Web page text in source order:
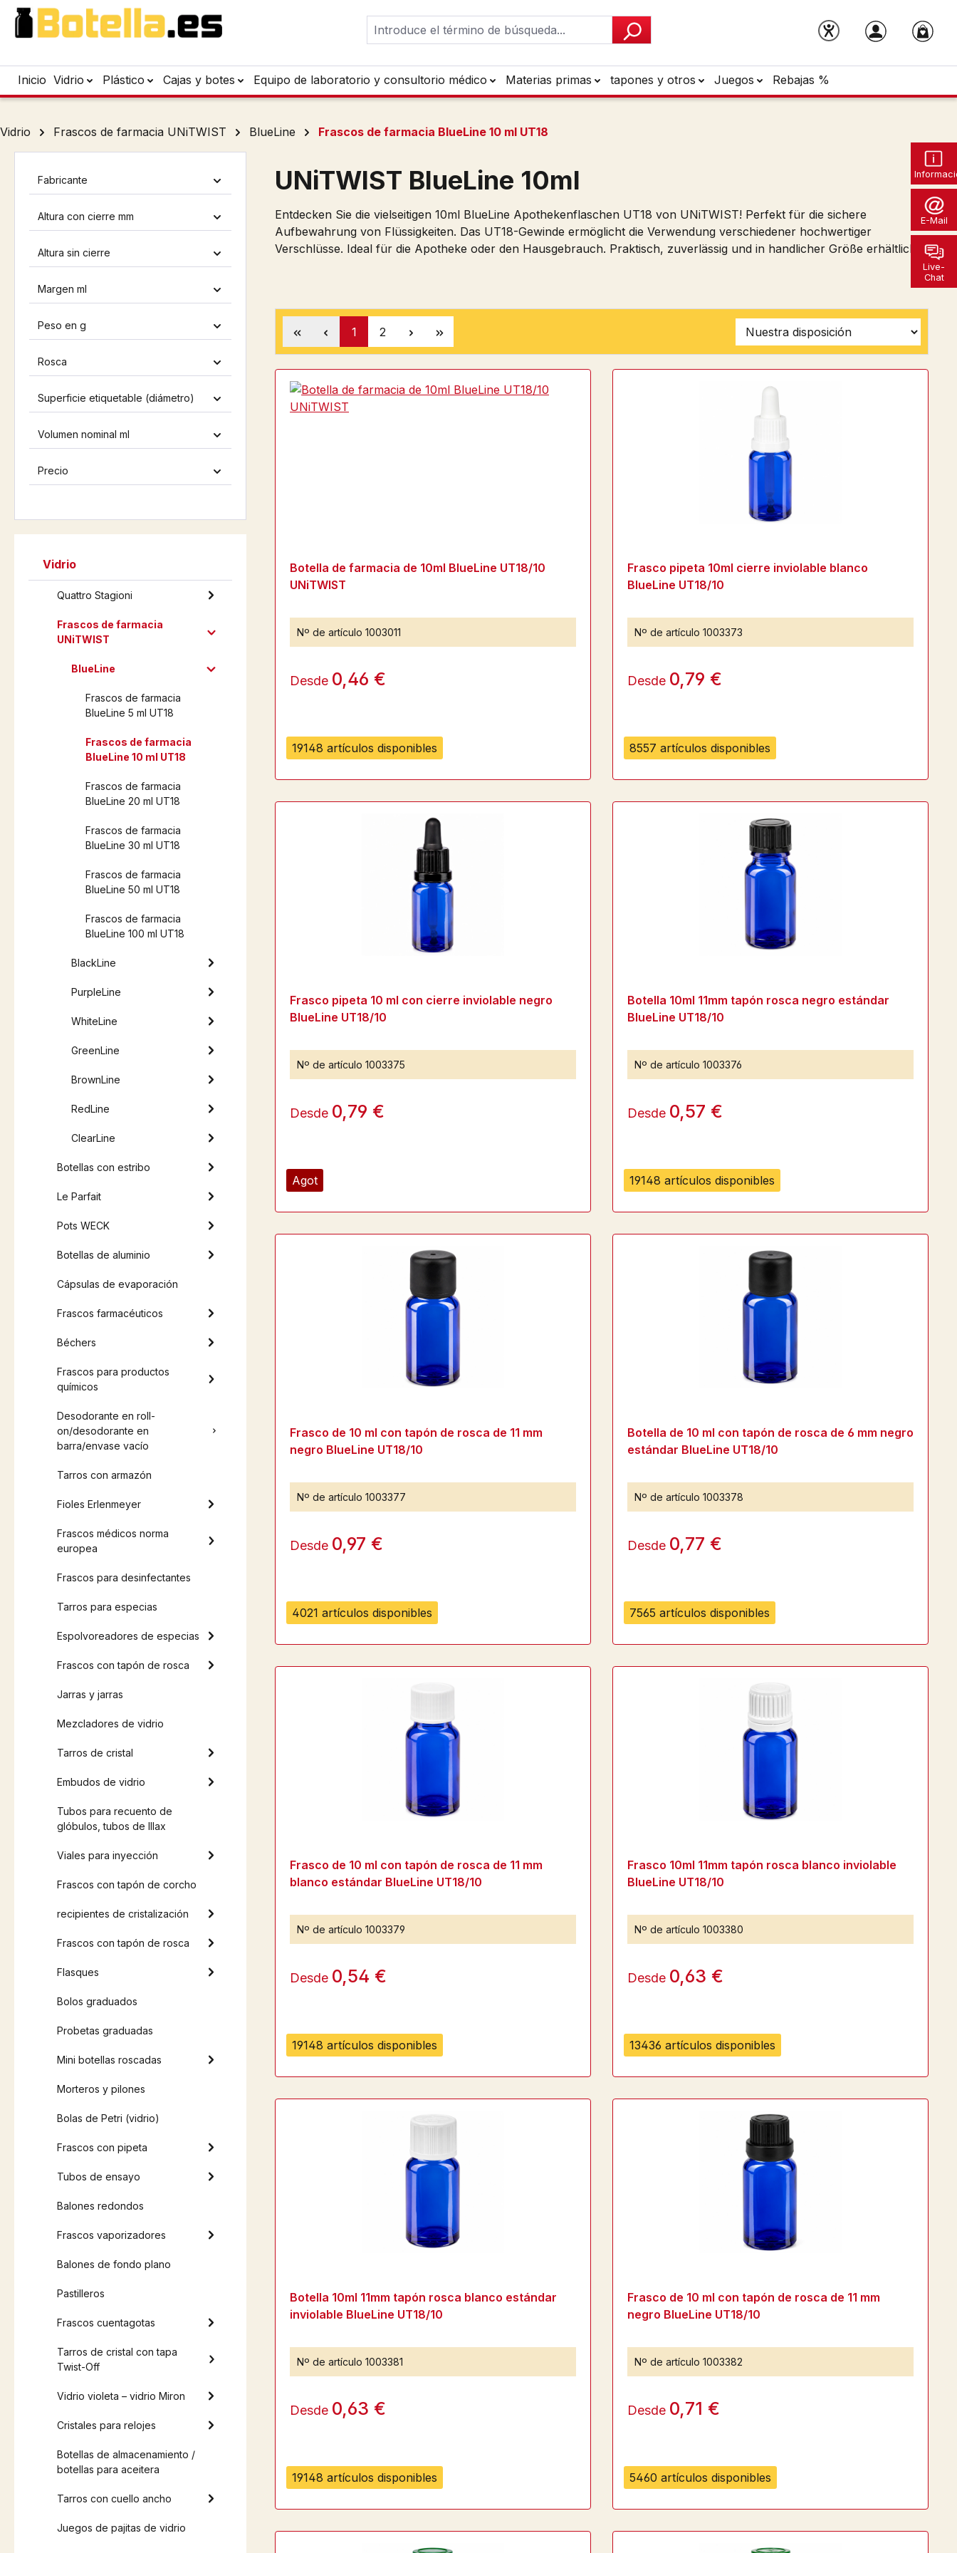
al contenido principal
Saltar a la búsqueda
Saltar a la navegación principal
E-Mail
Live-
Chat
Inicio Vidrio Plástico Cajas y botes Equipo de laboratorio y consultorio médico Materias primas tapones y otros Juegos Rebajas %
Vidrio Frascos de farmacia UNiTWIST BlueLine Frascos de farmacia BlueLine 10 ml UT18
Fabricante
Altura con cierre mm
Altura sin cierre
Margen ml
Peso en g
Rosca
Superficie etiquetable (diámetro)
Volumen nominal ml
Precio
Vidrio
Quattro Stagioni
Frascos de farmacia
UNiTWIST
BlueLine
Frascos de farmacia
BlueLine 5 ml UT18
Frascos de farmacia
BlueLine 10 ml UT18
Frascos de farmacia
BlueLine 20 ml UT18
Frascos de farmacia
BlueLine 30 ml UT18
Frascos de farmacia
BlueLine 50 ml UT18
Frascos de farmacia
BlueLine 100 ml UT18
BlackLine
PurpleLine
WhiteLine
GreenLine
BrownLine
RedLine
ClearLine
Botellas con estribo
Le Parfait
Pots WECK
Botellas de aluminio
Cápsulas de evaporación
Frascos farmacéuticos
Béchers
Frascos para productos
químicos
Desodorante en roll-
on/desodorante en
barra/envase vacío
Tarros con armazón
Fioles Erlenmeyer
Frascos médicos norma
europea
Frascos para desinfectantes
Tarros para especias
Espolvoreadores de especias
Frascos con tapón de rosca
Jarras y jarras
Mezcladores de vidrio
Tarros de cristal
Embudos de vidrio
Tubos para recuento de
glóbulos, tubos de Illax
Viales para inyección
Frascos con tapón de corcho
recipientes de cristalización
Frascos con tapón de rosca
Flasques
Bolos graduados
Probetas graduadas
Mini botellas roscadas
Morteros y pilones
Bolas de Petri (vidrio)
Frascos con pipeta
Tubos de ensayo
Balones redondos
Frascos vaporizadores
Balones de fondo plano
Pastilleros
Frascos cuentagotas
Tarros de cristal con tapa
Twist-Off
Vidrio violeta – vidrio Miron
Cristales para relojes
Botellas de almacenamiento /
botellas para aceitera
Tarros con cuello ancho
Juegos de pajitas de vidrio
UNiTWIST BlueLine 10ml
Entdecken Sie die vielseitigen 10ml BlueLine Apothekenflaschen UT18 von UNiTWIST! Perfekt für die sichere
Aufbewahrung von Flüssigkeiten. Das UT18-Gewinde ermöglicht die Verwendung verschiedener hochwertiger
Verschlüsse. Ideal für die Apotheke oder den Hausgebrauch. Praktisch, zuverlässig und in handlicher Größe erhältlich.
Página
1 Página
2
19148 artículos disponibles
Botella de farmacia de 10ml BlueLine UT18/10
UNiTWIST
Nº de artículo 1003011
Desde 0,46 €
8557 artículos disponibles
Frasco pipeta 10ml cierre inviolable blanco
BlueLine UT18/10
Nº de artículo 1003373
Desde 0,79 €
Agot
Frasco pipeta 10 ml con cierre inviolable negro
BlueLine UT18/10
Nº de artículo 1003375
Desde 0,79 €
19148 artículos disponibles
Botella 10ml 11mm tapón rosca negro estándar
BlueLine UT18/10
Nº de artículo 1003376
Desde 0,57 €
4021 artículos disponibles
Frasco de 10 ml con tapón de rosca de 11 mm
negro BlueLine UT18/10
Nº de artículo 1003377
Desde 0,97 €
7565 artículos disponibles
Botella de 10 ml con tapón de rosca de 6 mm negro
estándar BlueLine UT18/10
Nº de artículo 1003378
Desde 0,77 €
19148 artículos disponibles
Frasco de 10 ml con tapón de rosca de 11 mm
blanco estándar BlueLine UT18/10
Nº de artículo 1003379
Desde 0,54 €
13436 artículos disponibles
Frasco 10ml 11mm tapón rosca blanco inviolable
BlueLine UT18/10
Nº de artículo 1003380
Desde 0,63 €
19148 artículos disponibles
Botella 10ml 11mm tapón rosca blanco estándar
inviolable BlueLine UT18/10
Nº de artículo 1003381
Desde 0,63 €
5460 artículos disponibles
Frasco de 10 ml con tapón de rosca de 11 mm
negro BlueLine UT18/10
Nº de artículo 1003382
Desde 0,71 €